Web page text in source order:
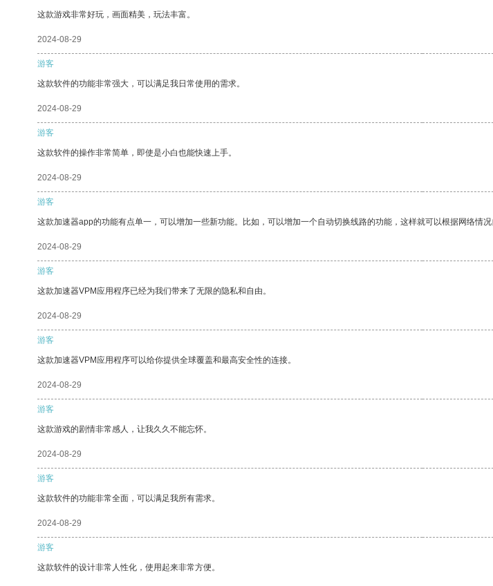
这款游戏非常好玩，画面精美，玩法丰富。
2024-08-29
游客
这款软件的功能非常强大，可以满足我日常使用的需求。
2024-08-29
游客
这款软件的操作非常简单，即使是小白也能快速上手。
2024-08-29
游客
这款加速器app的功能有点单一，可以增加一些新功能。比如，可以增加一个自动切换线路的功能，这样就可以根据网络情
2024-08-29
游客
这款加速器VPM应用程序已经为我们带来了无限的隐私和自由。
2024-08-29
游客
这款加速器VPM应用程序可以给你提供全球覆盖和最高安全性的连接。
2024-08-29
游客
这款游戏的剧情非常感人，让我久久不能忘怀。
2024-08-29
游客
这款软件的功能非常全面，可以满足我所有需求。
2024-08-29
游客
这款软件的设计非常人性化，使用起来非常方便。